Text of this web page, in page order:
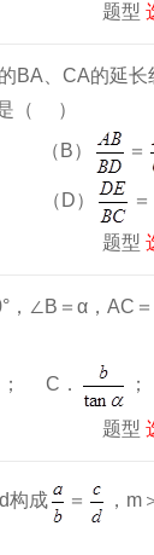
题型
BA、CA的延长
（ ）
B） ＝
D） ＝
题型
∠B＝α，AC
； C． ；
题型
构成 ＝ ，m